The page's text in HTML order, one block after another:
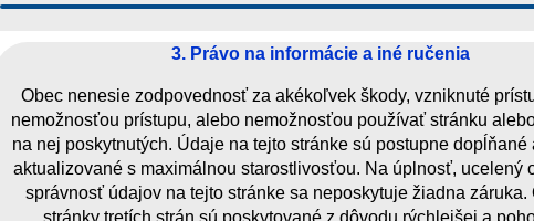
3. Právo na informácie a iné ručenia
Obec nenesie zodpovednosť za akékoľvek škody, vzniknuté
nemožnosťou prístupu, alebo nemožnosťou používať stránku
na nej poskytnutých. Údaje na tejto stránke sú postupne dopĺňané
aktualizované s maximálnou starostlivosťou. Na úplnosť, ucelený
správnosť údajov na tejto stránke sa neposkytuje žiadna záruka.
stránky tretích strán sú poskytované z dôvodu rýchlejšej a